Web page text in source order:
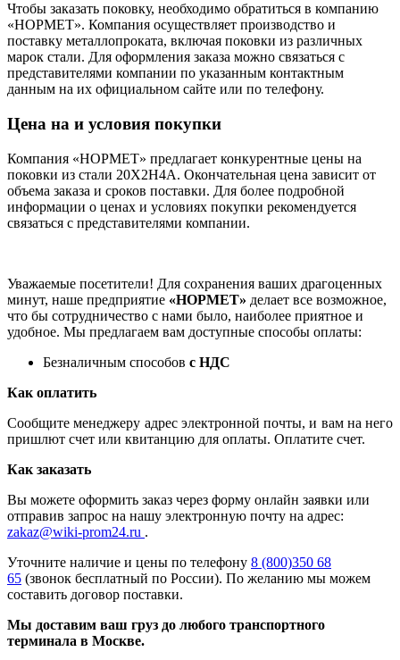
Чтобы заказать поковку, необходимо обратиться в компанию
«НОРМЕТ». Компания осуществляет производство и
поставку металлопроката, включая поковки из различных
марок стали. Для оформления заказа можно связаться с
представителями компании по указанным контактным
данным на их официальном сайте или по телефону.
Цена на и условия покупки
Компания «НОРМЕТ» предлагает конкурентные цены на
поковки из стали 20Х2Н4А. Окончательная цена зависит от
объема заказа и сроков поставки. Для более подробной
информации о ценах и условиях покупки рекомендуется
связаться с представителями компании.
Уважаемые посетители! Для сохранения ваших драгоценных
минут, наше предприятие «НОРМЕТ» делает все возможное,
что бы сотрудничество с нами было, наиболее приятное и
удобное. Мы предлагаем вам доступные способы оплаты:
Безналичным способов с НДС
Как оплатить
Сообщите менеджеру адрес электронной почты, и вам на него
пришлют счет или квитанцию для оплаты. Оплатите счет.
Как заказать
Вы можете оформить заказ через форму онлайн заявки или
отправив запрос на нашу электронную почту на адрес:
zakaz@wiki-prom24.ru .
Уточните наличие и цены по телефону 8 (800)350 68
65 (звонок бесплатный по России). По желанию мы можем
составить договор поставки.
Мы доставим ваш груз до любого транспортного
терминала в Москве.